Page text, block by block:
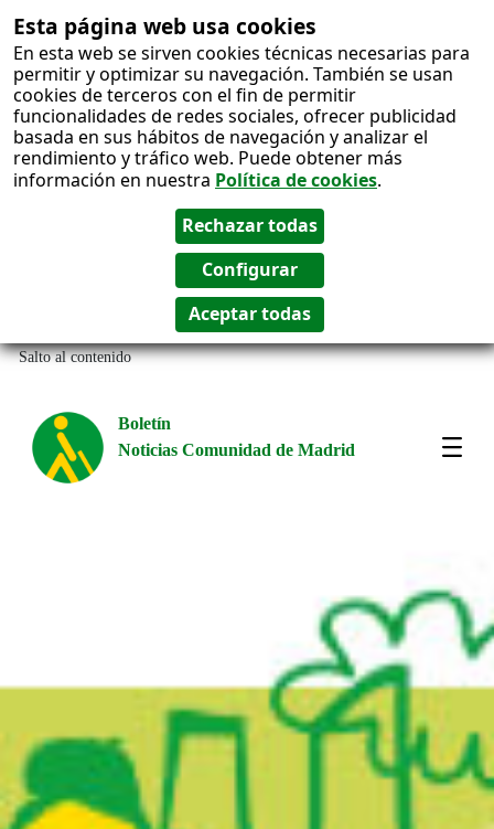
Esta página web usa cookies
En esta web se sirven cookies técnicas necesarias para
permitir y optimizar su navegación. También se usan
cookies de terceros con el fin de permitir
funcionalidades de redes sociales, ofrecer publicidad
basada en sus hábitos de navegación y analizar el
rendimiento y tráfico web. Puede obtener más
información en nuestra Política de cookies.
Salto al contenido
Boletín
Noticias Comunidad de Madrid